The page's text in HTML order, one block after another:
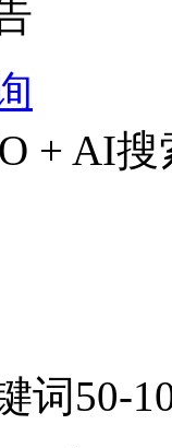
+ AI
词50-